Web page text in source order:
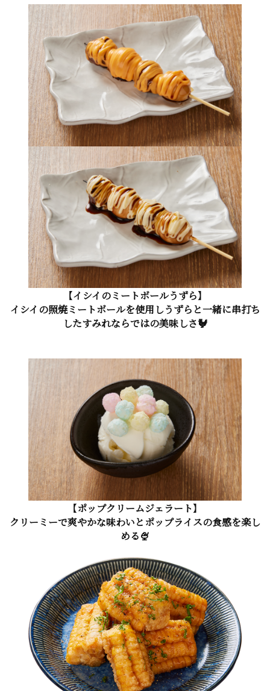
【イシイのミートボールうずら】
イシイの照焼ミートボールを使用しうずらと一緒に串打ち
したすみれならではの美味しさ🐓
【ポップクリームジェラート】
クリーミーで爽やかな味わいとポップライスの食感を楽し
める🍨